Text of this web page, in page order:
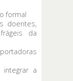
formal
doentes,
da
integrar a